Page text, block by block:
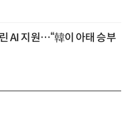
AI 지원…“韓이 아태 승부